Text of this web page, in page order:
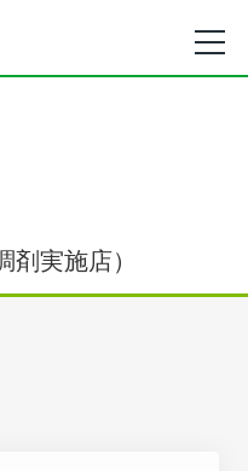
実施店）